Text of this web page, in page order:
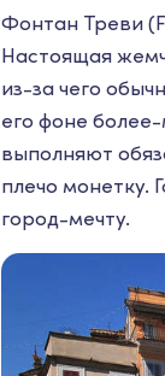
Фонтан Треви
Настоящая
из-за чего
его фоне
выполняют
плечо монетку.
город-мечту.